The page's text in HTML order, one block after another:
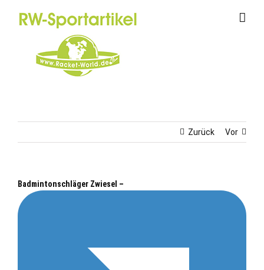
Zurück Vor
Badmintonschläger Zwiesel –